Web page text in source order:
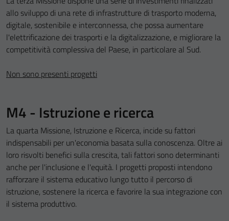
allo sviluppo di una rete di infrastrutture di trasporto moderna,
digitale, sostenibile e interconnessa, che possa aumentare
l'elettrificazione dei trasporti e la digitalizzazione, e migliorare la
competitività complessiva del Paese, in particolare al Sud.
Non sono presenti progetti
M4 - Istruzione e ricerca
La quarta Missione, Istruzione e Ricerca, incide su fattori
indispensabili per un'economia basata sulla conoscenza. Oltre ai
loro risvolti benefici sulla crescita, tali fattori sono determinanti
anche per l'inclusione e l'equità. I progetti proposti intendono
rafforzare il sistema educativo lungo tutto il percorso di
istruzione, sostenere la ricerca e favorire la sua integrazione con
il sistema produttivo.